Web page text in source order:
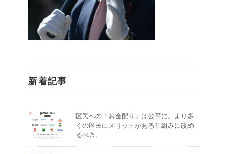
新着記事
区民への「お金配り」は公平に。より多
くの区民にメリットがある仕組みに改め
るべき。